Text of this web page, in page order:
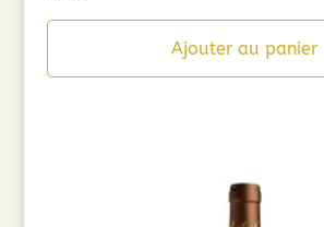
Ajouter au panier